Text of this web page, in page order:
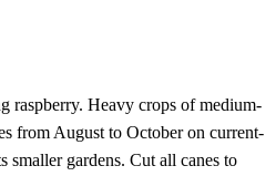
raspberry. Heavy crops of medium-
from August to October on current-
smaller gardens. Cut all canes to